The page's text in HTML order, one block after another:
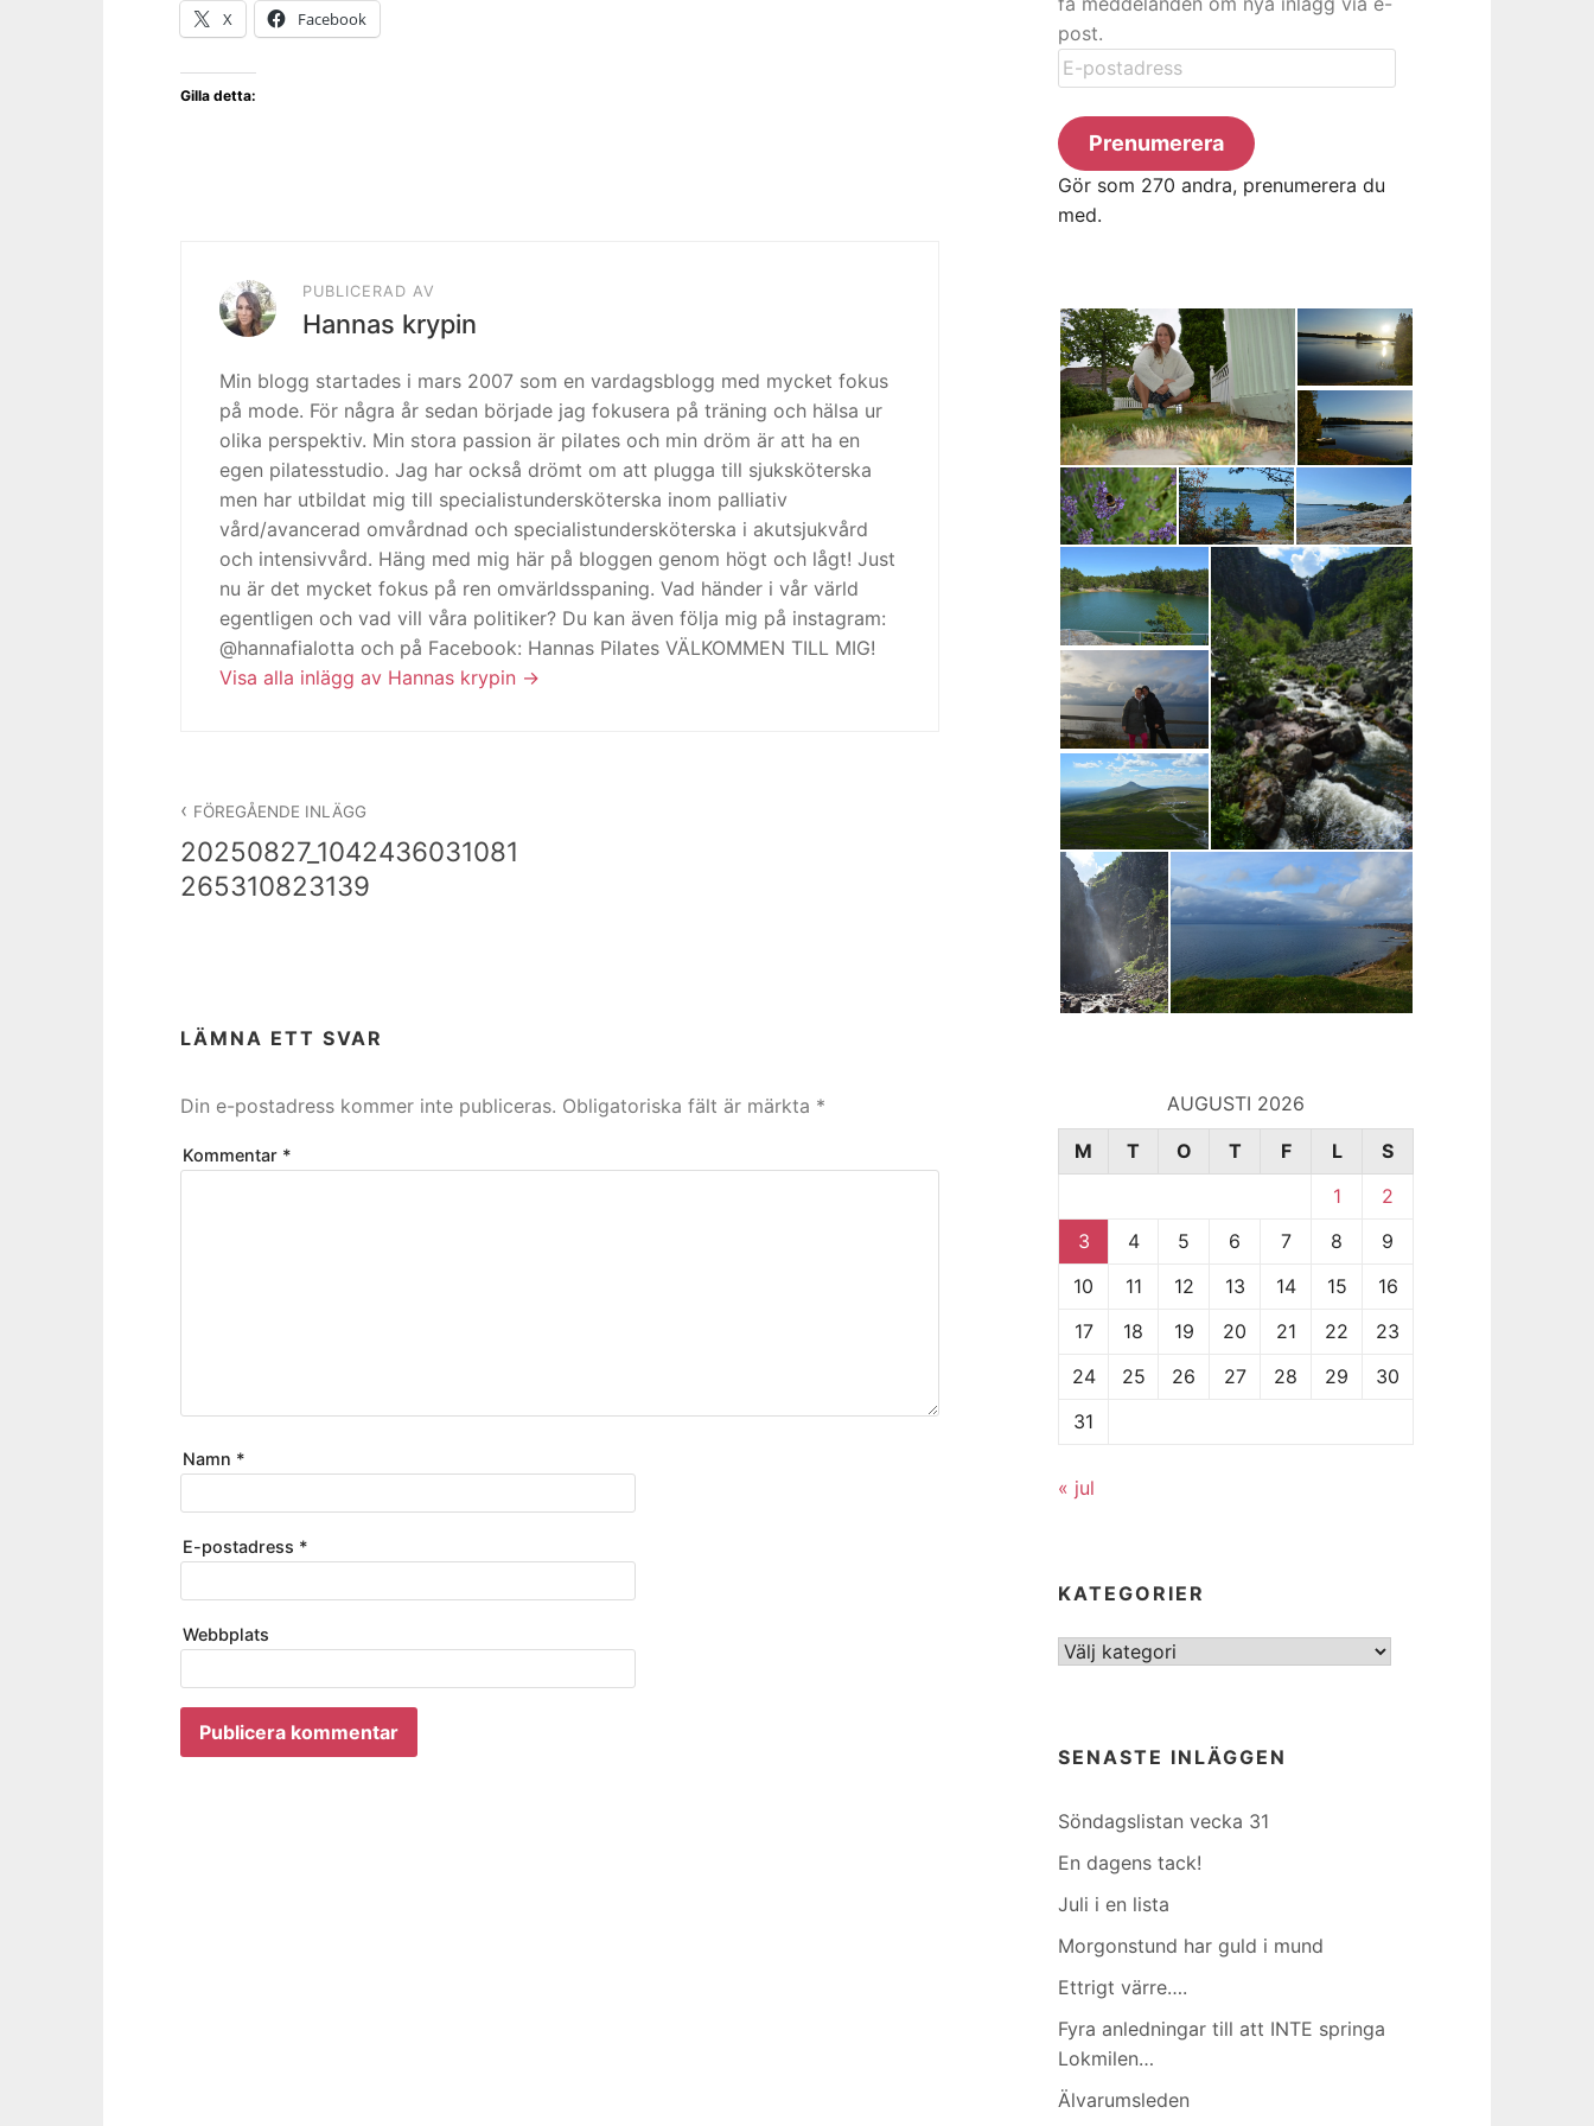
X Facebook
Gilla detta:
PUBLICERAD AV
Hannas krypin
Min blogg startades i mars 2007 som en vardagsblogg med mycket fokus
på mode. För några år sedan började jag fokusera på träning och hälsa ur
olika perspektiv. Min stora passion är pilates och min dröm är att ha en
egen pilatesstudio. Jag har också drömt om att plugga till sjuksköterska
men har utbildat mig till specialistundersköterska inom palliativ
vård/avancerad omvårdnad och specialistundersköterska i akutsjukvård
och intensivvård. Häng med mig här på bloggen genom högt och lågt! Just
nu är det mycket fokus på ren omvärldsspaning. Vad händer i vår värld
egentligen och vad vill våra politiker? Du kan även följa mig på instagram:
@hannafialotta och på Facebook: Hannas Pilates VÄLKOMMEN TILL MIG!
Visa alla inlägg av Hannas krypin
FÖREGÅENDE INLÄGG
20250827_1042436031081
265310823139
LÄMNA ETT SVAR
Din e-postadress kommer inte publiceras. Obligatoriska fält är märkta *
Kommentar *
Namn *
E-postadress *
Webbplats
post.
E-
postadress
Prenumerera
Gör som 270 andra, prenumerera du
med.
AUGUSTI 2026
M
T O T F L
S
1
2
3
4 5 6 7 8
9
10
11 12 13 14 15
16
17
18 19 20 21 22
23
24
25 26 27 28 29
30
31
« jul
KATEGORIER
Kategorier
SENASTE INLÄGGEN
Söndagslistan vecka 31
En dagens tack!
Juli i en lista
Morgonstund har guld i mund
Ettrigt värre….
Fyra anledningar till att INTE springa
Lokmilen…
Älvarumsleden